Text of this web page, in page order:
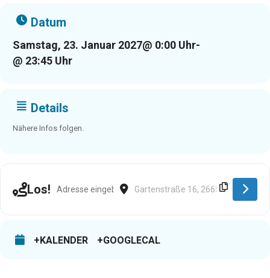
Datum
Samstag, 23. Januar 2027@ 0:00 Uhr-
@ 23:45 Uhr
Details
Nähere Infos folgen.
Los! Address - Westerstede [4vRAdtU2s]Destination Address - Westerstede
+KALENDER +GOOGLECAL